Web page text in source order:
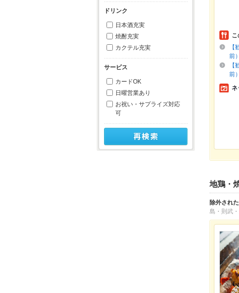
ドリンク
日本酒充実
焼酎充実
カクテル充実
サービス
カードOK
日曜営業あり
お祝い・サプライズ対応
可
こ
前
前
ネ
地鶏・
除外され
島・則武